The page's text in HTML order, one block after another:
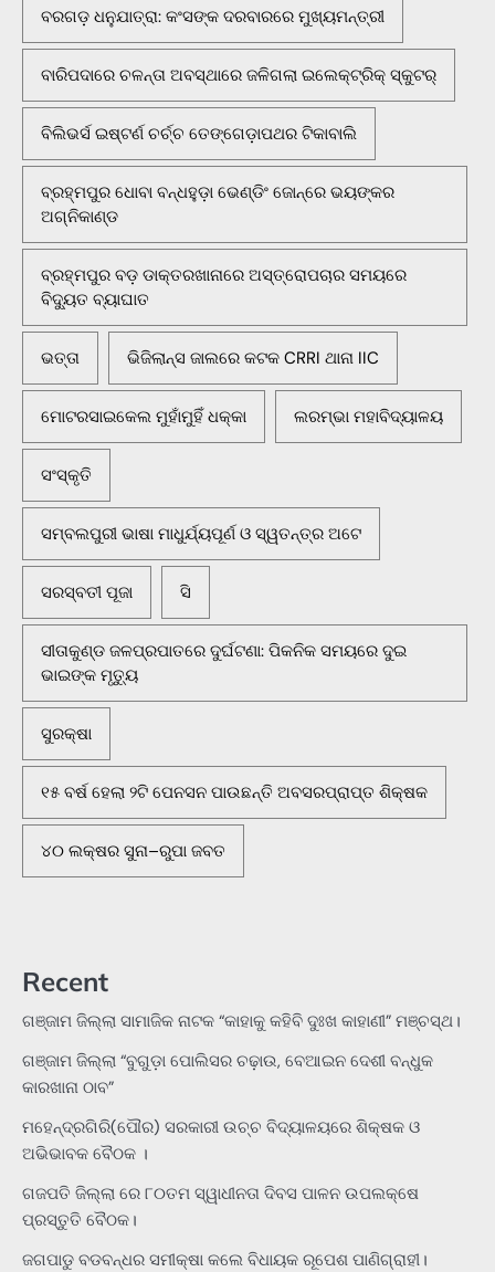
ବରଗଡ଼ ଧନୁଯାତ୍ରା: କଂସଙ୍କ ଦରବାରରେ ମୁଖ୍ୟମନ୍ତ୍ରୀ
ବାରିପଦାରେ ଚଳନ୍ତା ଅବସ୍ଥାରେ ଜଳିଗଲା ଇଲେକ୍ଟ୍ରିକ୍ ସ୍କୁଟର୍
ବିଲିଭର୍ସ ଇଷ୍ଟର୍ଣ ଚର୍ଚ୍ଚ ତେଙ୍ଗେଡ଼ାପଥର ଟିକାବାଲି
ବ୍ରହ୍ମପୁର ଧୋବା ବନ୍ଧହୁଡ଼ା ଭେଣ୍ଡିଂ ଜୋନ୍‌ରେ ଭୟଙ୍କର
ଅଗ୍ନିକାଣ୍ଡ
ବ୍ରହ୍ମପୁର ବଡ଼ ଡାକ୍ତରଖାନାରେ ଅସ୍ତ୍ରୋପଚାର ସମୟରେ
ବିଦ୍ୟୁତ ବ୍ୟାଘାତ
ଭତ୍ତା ଭିଜିଲାନ୍ସ ଜାଲରେ କଟକ CRRI ଥାନା IIC
ମୋଟରସାଇକେଲ ମୁହାଁମୁହିଁ ଧକ୍କା ଲରମ୍ଭା ମହାବିଦ୍ୟାଳୟ
ସଂସ୍କୃତି
ସମ୍ବଲପୁରୀ ଭାଷା ମାଧୁର୍ଯ୍ୟପୂର୍ଣ ଓ ସ୍ୱତନ୍ତ୍ର ଅଟେ
ସରସ୍ବତୀ ପୂଜା ସି
ସୀତାକୁଣ୍ଡ ଜଳପ୍ରପାତରେ ଦୁର୍ଘଟଣା: ପିକନିକ ସମୟରେ ଦୁଇ
ଭାଇଙ୍କ ମୃତ୍ୟୁ
ସୁରକ୍ଷା
୧୫ ବର୍ଷ ହେଲା ୨ଟି ପେନସନ ପାଉଛନ୍ତି ଅବସରପ୍ରାପ୍ତ ଶିକ୍ଷକ
୪୦ ଲକ୍ଷର ସୁନା–ରୁପା ଜବତ
Recent
ଗଞ୍ଜାମ ଜିଲ୍ଲା ସାମାଜିକ ନାଟକ “କାହାକୁ କହିବି ଦୁଃଖ କାହାଣୀ” ମଞ୍ଚସ୍ଥ।
ଗଞ୍ଜାମ ଜିଲ୍ଲା “ବୁଗୁଡ଼ା ପୋଲିସର ଚଢ଼ାଉ, ବେଆଇନ ଦେଶୀ ବନ୍ଧୁକ
କାରଖାନା ଠାବ”
ମହେନ୍ଦ୍ରଗିରି(ପୌର) ସରକାରୀ ଉଚ୍ଚ ବିଦ୍ୟାଳୟରେ ଶିକ୍ଷକ ଓ
ଅଭିଭାବକ ବୈଠକ ।
ଗଜପତି ଜିଲ୍ଲା ରେ ୮୦ତମ ସ୍ୱାଧୀନତା ଦିବସ ପାଳନ ଉପଲକ୍ଷେ
ପ୍ରସ୍ତୁତି ବୈଠକ।
ଜଗପାଡୁ ବଡବନ୍ଧର ସମୀକ୍ଷା କଲେ ବିଧାୟକ ରୂପେଶ ପାଣିଗ୍ରାହୀ।